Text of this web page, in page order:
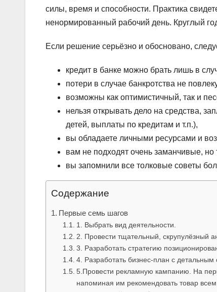
силы, время и способности. Практика
ненормированный рабочий день. Круглый
Если решение серьёзно и обосновано,
кредит в банке можно брать лишь в
потери в случае банкротства не
возможны как оптимистичный, так и
нельзя открывать дело на средства,
детей, выплаты по кредитам и т.п.),
вы обладаете личными ресурсами и
вам не подходят очень заманчивые,
вы запомнили все толковые советы
Содержание
Первые семь шагов
1. Выбрать вид деятельности.
2. Провести тщательный, скрупулёзный
3. Разработать стратегию
4. Разработать бизнес-план с
5.Провести рекламную кампанию. На
напоминая им рекомендовать товар